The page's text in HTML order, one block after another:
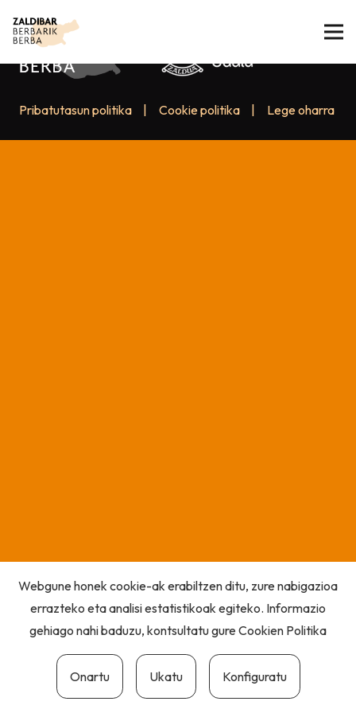
Pribatutasun politika Cookie politika Lege oharra
Webgune honek cookie-ak erabiltzen ditu, zure nabigazioa
errazteko eta analisi estatistikoak egiteko. Informazio
gehiago nahi baduzu, kontsultatu gureCookien Politika
Onartu Ukatu Konfiguratu